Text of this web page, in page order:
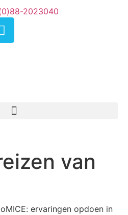
2023040
van
ervaringen opdoen in